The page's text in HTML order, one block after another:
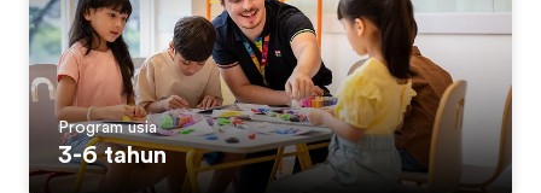
Program usia
3-6 tahun